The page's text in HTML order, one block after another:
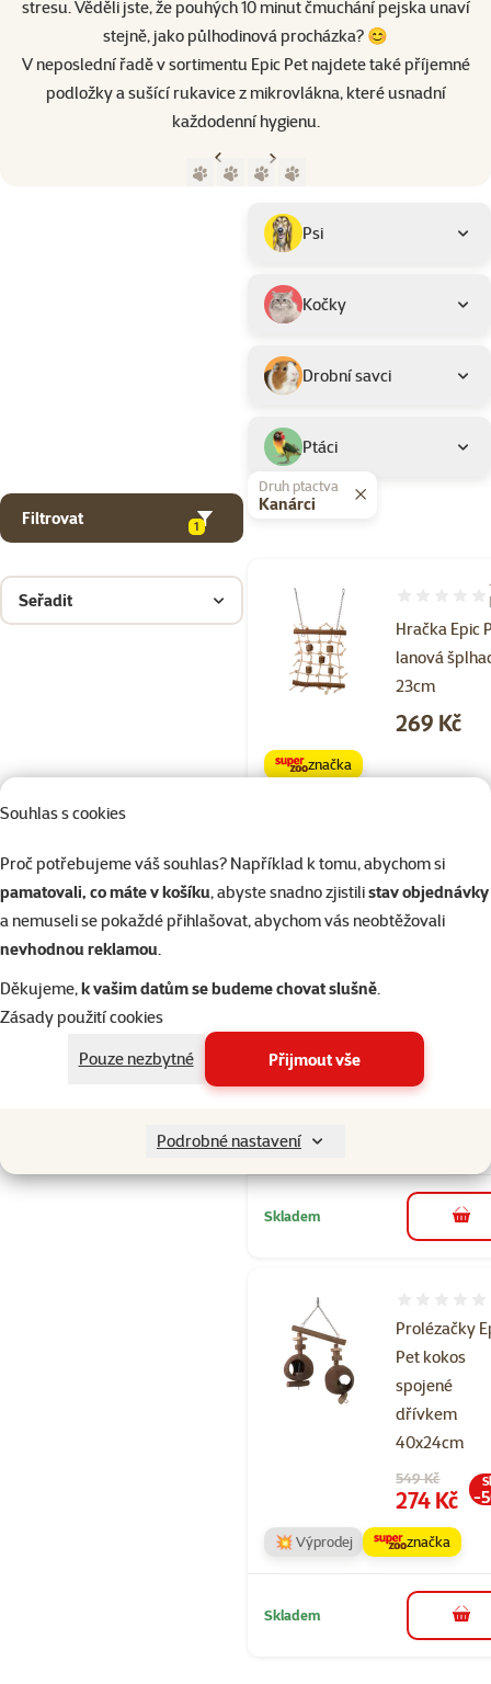
Souhlas s cookies
Proč potřebujeme váš souhlas? Například k tomu, abychom si
pamatovali, co máte v košíku, abyste snadno zjistilistav objednávky
a nemuseli se pokaždé přihlašovat, abychom vás neobtěžovali
nevhodnou reklamou.
Děkujeme,k vašim datům se budeme chovat slušně.
Zásady použití cookies
Pouze nezbytné
Přijmout vše
Podrobné nastavení
stresu. Věděli jste, že pouhých 10 minut čmuchání pejska unaví
stejně, jako půlhodinová procházka? 😊
V neposlední řadě v sortimentu Epic Pet najdete také příjemné
podložky a sušící rukavice z mikrovlákna, které usnadní
každodenní hygienu.
Předchozí stranaNásledující strana
Podkategorie
Psi
Kočky
Drobní savci
Ptáci
Filtrovat 1
Druh ptactva
Kanárci
Seřadit
Hračka Epic
lanová
23cm
Hodnocení
Cena
269 Kč
značka
žebříkem na
Hodnocení
Cena
199 Kč
značka
Skladem do
Prolézačky
Pet kokos
spojené
dřívkem
40x24cm
Původní cena
549 Kč
Cena
274 Kč -
💥 Výprodej značka
Skladem do